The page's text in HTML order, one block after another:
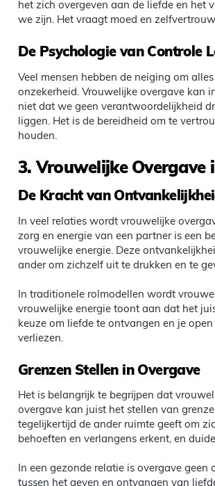
het zich overgeven aan de liefde en het
we zijn. Het vraagt moed en
De Psychologie van Controle
Veel mensen hebben de neiging om
onzekerheid. Vrouwelijke overgave kan
niet dat we geen verantwoordelijkheid
liggen. Het is de bereidheid om te
houden.
3. Vrouwelijke Overgave
De Kracht van
In veel relaties wordt vrouwelijke
zorg en energie van een partner is een
vrouwelijke energie. Deze
ander om zichzelf uit te drukken en te
In traditionele rolmodellen wordt
vrouwelijke energie toont aan dat het
keuze om liefde te ontvangen en je
verliezen.
Grenzen Stellen in Overgave
Het is belangrijk te begrijpen dat
overgave kan juist het stellen van
tegelijkertijd de ander ruimte geeft om
behoeften en verlangens erkent, en
In een gezonde relatie is overgave
tussen het geven en ontvangen van